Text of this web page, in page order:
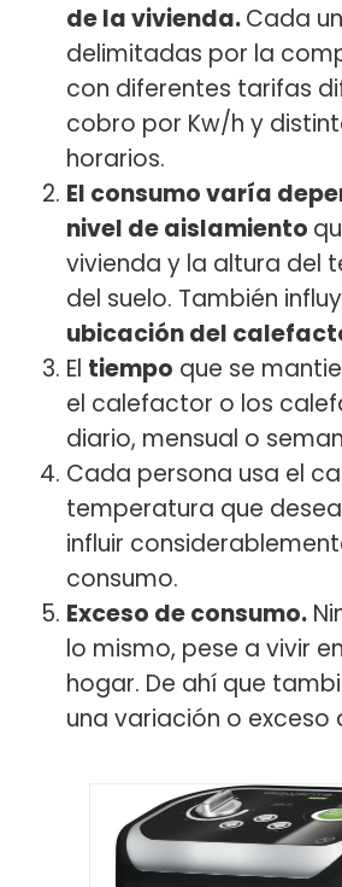
de la vivienda.Cada
delimitadas por la
con diferentes tarifas
cobro por Kw/h y
horarios.
El consumo varía
nivel de aislamiento
vivienda y la altura del
del suelo. También
ubicación del
El tiempo que se
el calefactor o los
diario, mensual o
Cada persona usa el
temperatura que
influir
consumo.
Exceso de consumo.
lo mismo, pese a vivir
hogar. De ahí que
una variación o exceso